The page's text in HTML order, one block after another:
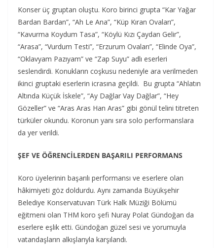
Konser üç gruptan oluştu. Koro birinci grupta “Kar Yağar
Bardan Bardan”, “Ah Le Ana”, “Küp Kıran Ovaları”,
“Kavurma Koydum Tasa”, “Köylü Kızı Çaydan Gelir”,
“Arasa”, “Vurdum Testi”, “Erzurum Ovaları”, “Elinde Oya”,
“Oklavyam Pazıyam” ve “Zap Suyu” adlı eserleri
seslendirdi. Konukların coşkusu nedeniyle ara verilmeden
ikinci gruptaki eserlerin icrasına geçildi. Bu grupta “Ahlatın
Altında Küçük İskele”, “Ay Dağlar Vay Dağlar”, “Hey
Gözeller” ve “Aras Aras Han Aras” gibi gönül telini titreten
türküler okundu. Koronun yanı sıra solo performanslara
da yer verildi.
ŞEF VE ÖĞRENCİLERDEN BAŞARILI PERFORMANS
Koro üyelerinin başarılı performansı ve eserlere olan
hâkimiyeti göz doldurdu. Aynı zamanda Büyükşehir
Belediye Konservatuvarı Türk Halk Müziği Bölümü
eğitmeni olan THM koro şefi Nuray Polat Gündoğan da
eserlere eşlik etti. Gündoğan güzel sesi ve yorumuyla
vatandaşların alkışlarıyla karşılandı.